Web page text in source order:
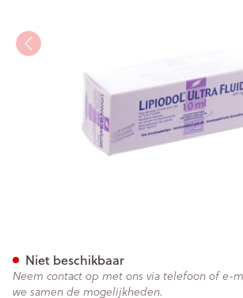
Niet beschikbaar
Neem contact op met ons via telefoon of e-
we samen de mogelijkheden.